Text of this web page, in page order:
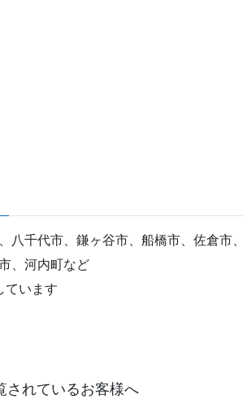
八千代市、鎌ヶ谷市、船橋市、佐倉市
、河内町など
ています
されているお客様へ